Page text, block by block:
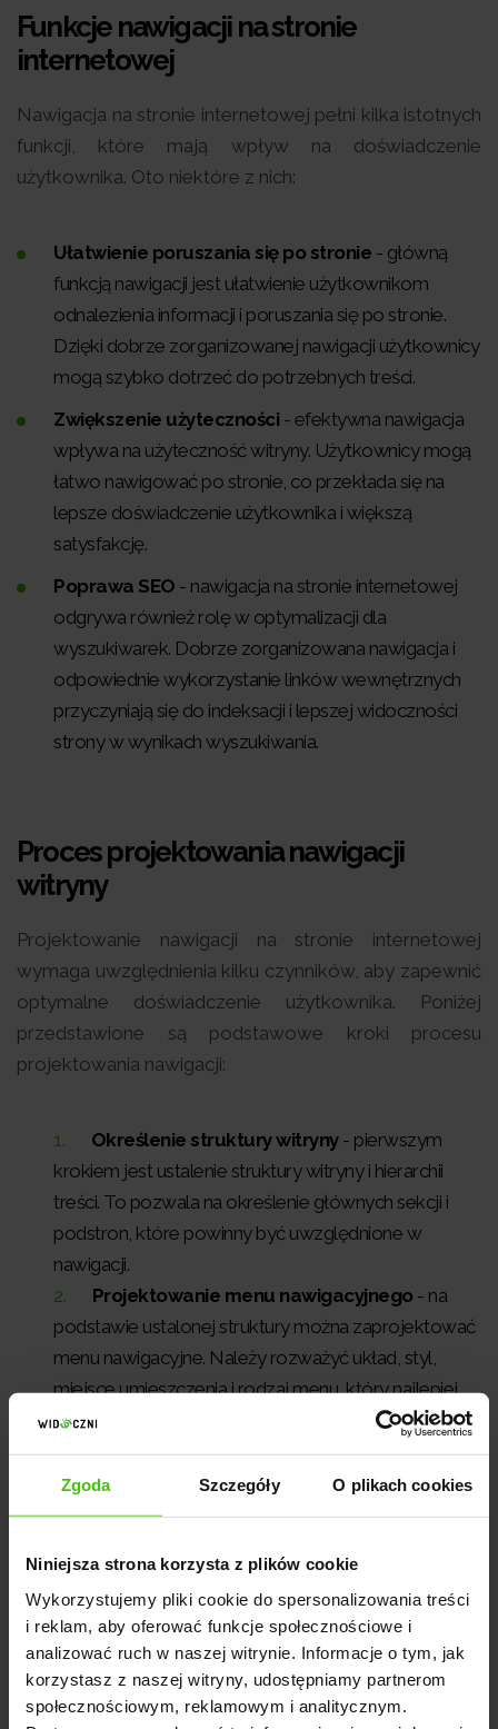
Zgoda Szczegóły O plikach cookies
Niniejsza strona korzysta z plików cookie
Wykorzystujemy pliki cookie do spersonalizowania treści
i reklam, aby oferować funkcje społecznościowe i
analizować ruch w naszej witrynie. Informacje o tym, jak
korzystasz z naszej witryny, udostępniamy partnerom
społecznościowym, reklamowym i analitycznym.
Funkcje nawigacji na stronie
internetowej
Nawigacja na stronie internetowej pełni kilka istotnych
funkcji, które mają wpływ na doświadczenie
użytkownika. Oto niektóre z nich:
Ułatwienie poruszania się po stronie - główną
funkcją nawigacji jest ułatwienie użytkownikom
odnalezienia informacji i poruszania się po stronie.
Dzięki dobrze zorganizowanej nawigacji użytkownicy
mogą szybko dotrzeć do potrzebnych treści.
Zwiększenie użyteczności - efektywna nawigacja
wpływa na użyteczność witryny. Użytkownicy mogą
łatwo nawigować po stronie, co przekłada się na
lepsze doświadczenie użytkownika i większą
satysfakcję.
Poprawa SEO - nawigacja na stronie internetowej
odgrywa również rolę w optymalizacji dla
wyszukiwarek. Dobrze zorganizowana nawigacja i
odpowiednie wykorzystanie linków wewnętrznych
przyczyniają się do indeksacji i lepszej widoczności
strony w wynikach wyszukiwania.
Proces projektowania nawigacji
witryny
Projektowanie nawigacji na stronie internetowej
wymaga uwzględnienia kilku czynników, aby zapewnić
optymalne doświadczenie użytkownika. Poniżej
przedstawione są podstawowe kroki procesu
projektowania nawigacji:
Określenie struktury witryny- pierwszym
krokiem jest ustalenie struktury witryny i hierarchii
treści. To pozwala na określenie głównych sekcji i
podstron, które powinny być uwzględnione w
nawigacji.
Projektowanie menu nawigacyjnego - na
podstawie ustalonej struktury można zaprojektować
menu nawigacyjne. Należy rozważyć układ, styl,
miejsce umieszczenia i rodzaj menu, który najlepiej
odpowiada charakterowi witryny.
Optymalizacja linków wewnętrznych- linki
wewnętrzne są istotne dla nawigacji i SEO. Należy
zapewnić, że są one odpowiednio umieszczone w
Testowanie i iteracja- po zaprojektowaniu
nawigacji warto przeprowadzić testy użyteczności,
aby sprawdzić, czy jest intuicyjna i efektywna. W
oparciu o wyniki testów można dokonać
ewentualnych poprawek i ulepszeń.